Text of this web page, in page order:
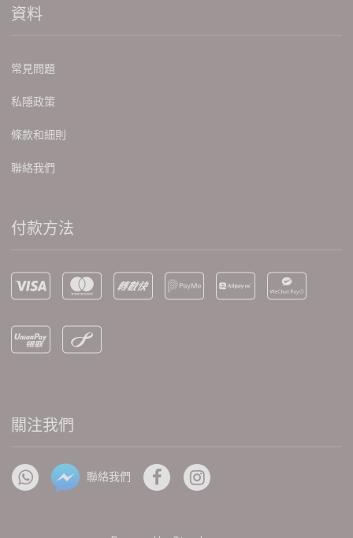
資料
常見問題
私隱政策
條款和細則
聯絡我們
付款方法
關注我們
聯絡我們